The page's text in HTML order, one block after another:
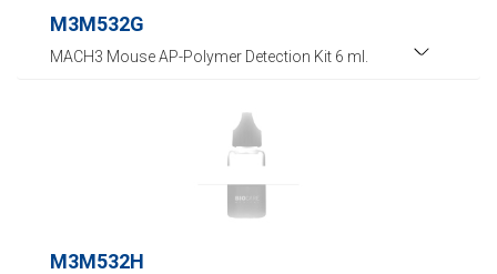
M3M532G
MACH3 Mouse AP-Polymer Detection Kit 6 ml.
M3M532H